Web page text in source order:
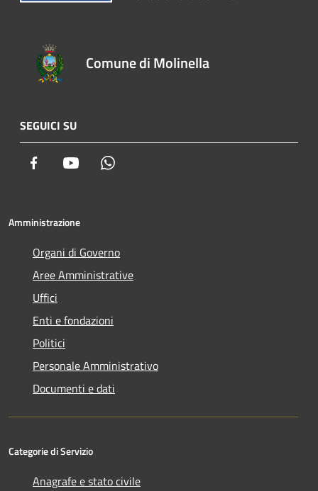
Comune di Molinella
SEGUICI SU
Facebook Youtube
Amministrazione
Organi di Governo
Aree Amministrative
Uffici
Enti e fondazioni
Politici
Personale Amministrativo
Documenti e dati
Categorie di Servizio
Anagrafe e stato civile